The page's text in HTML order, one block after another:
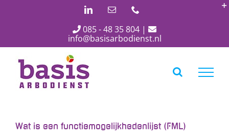
LinkedInE-
085 - 48 35 804 |
info@basisarbodienst.nl
Wat is een functiemogelijkhedenlijst (FML)